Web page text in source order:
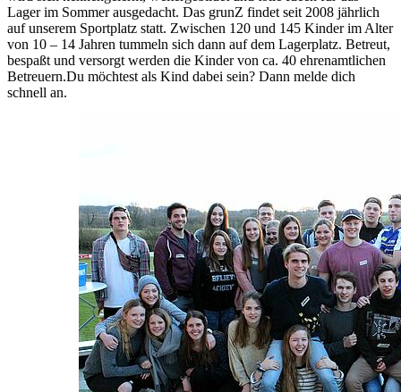
Lager im Sommer ausgedacht. Das grunZ findet seit 2008 jährlich
auf unserem Sportplatz statt. Zwischen 120 und 145 Kinder im Alter
von 10 – 14 Jahren tummeln sich dann auf dem Lagerplatz. Betreut,
bespaßt und versorgt werden die Kinder von ca. 40 ehrenamtlichen
Betreuern.Du möchtest als Kind dabei sein? Dann melde dich
schnell an.